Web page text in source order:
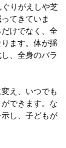
ぐりがえしや芝
てきていま
けでなく、全
ます。体が揺
、全身のバラ
え、いつでも
できます。な
し、子どもが